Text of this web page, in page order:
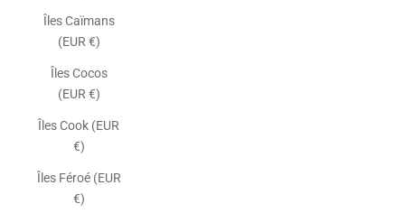
Îles Caïmans
(EUR €)
Îles Cocos
(EUR €)
Îles Cook (EUR
€)
Îles Féroé (EUR
€)